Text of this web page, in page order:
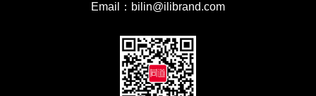
Email：bilin@ilibrand.com